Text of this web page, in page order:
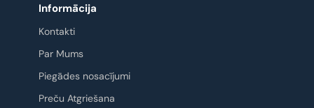
Informācija
Kontakti
Par Mums
Piegādes nosacījumi
Preču Atgriešana